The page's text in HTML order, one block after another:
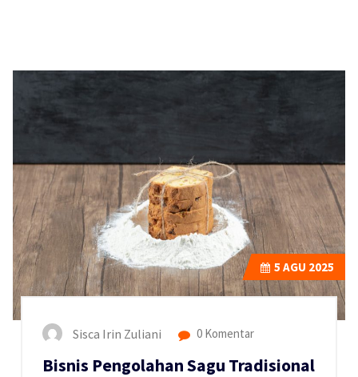
5 AGU 2025
Sisca Irin Zuliani 0 Komentar
Bisnis Pengolahan Sagu Tradisional